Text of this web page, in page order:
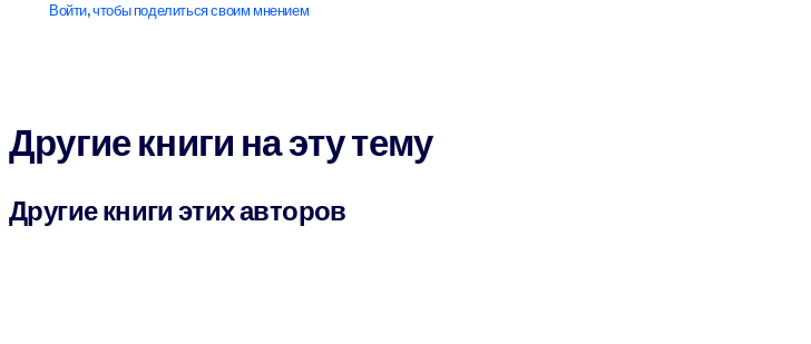
Войти, чтобы поделиться своим мнением
Другие книги на эту тему
Другие книги этих авторов